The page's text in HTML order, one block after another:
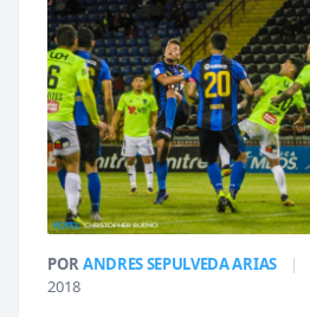
PORANDRES SEPULVEDA ARIAS |
2018